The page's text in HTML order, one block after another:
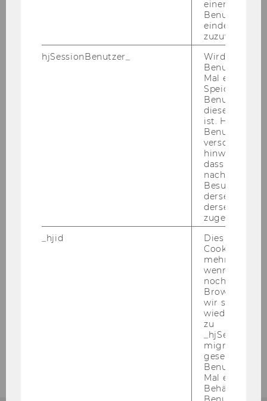
einem/einer
Benutzer*in
eindeutige ID
zuzuweisen
hjSessionBenutzer_
Wird gesetzt,
Benutzer
Mal eine
Speichert die
Benutzer-ID,
diese Seite
ist. Hotjar
Benutzer
verschiedene
hinweg.Stellt
dass Daten
Besuchen auf
derselben
derselben
zugeordnet
_hjid
Dies ist ein
Cookie, das
mehr setzen,
wenn ein
noch in
Browser hat,
wir seinen
zu
migrieren.
gesetzt,
Benutzer
Mal eine
Behält die